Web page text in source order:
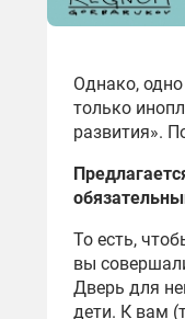
Однако,
только
развития».
То есть,
вы
Дверь для
дети. К вам